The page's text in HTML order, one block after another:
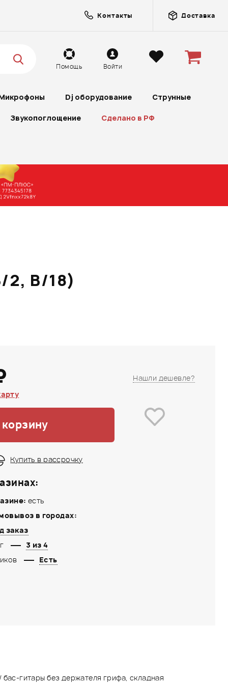
Контакты Доставка
Помощь Войти
Dj оборудование Струнные
Звукопоглощение Сделано в РФ
2, B/18)
гитары без держателя грифа, складная
Нашли дешевле?
корзину
Купить в рассрочку
есть
в городах:
заказ
3 из 4
Есть